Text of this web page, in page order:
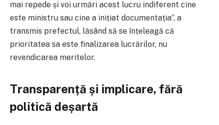
mai repede și voi urmări acest lucru indiferent cine
este ministru sau cine a inițiat documentația”, a
transmis prefectul, lăsând să se înțeleagă că
prioritatea sa este finalizarea lucrărilor, nu
revendicarea meritelor.
Transparență și implicare, fără
politică deșartă